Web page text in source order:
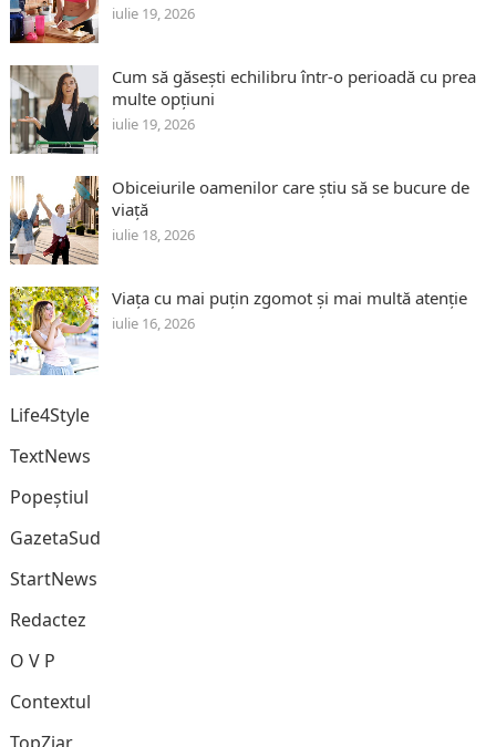
iulie 19, 2026
Cum să găsești echilibru într-o perioadă cu prea
multe opțiuni
iulie 19, 2026
Obiceiurile oamenilor care știu să se bucure de
viață
iulie 18, 2026
Viața cu mai puțin zgomot și mai multă atenție
iulie 16, 2026
Life4Style
TextNews
Popeștiul
GazetaSud
StartNews
Redactez
O V P
Contextul